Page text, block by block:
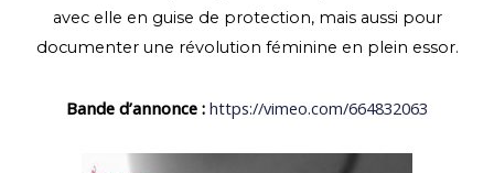
avec elle en guise de protection, mais aussi pour
documenter une révolution féminine en plein essor.
Bande d’annonce : https://vimeo.com/664832063